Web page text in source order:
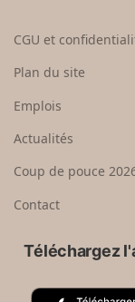
e
u
p
a
CGU et
Plan du site
Emplois
Actualités
Coup de pouce
Contact
Téléchargez